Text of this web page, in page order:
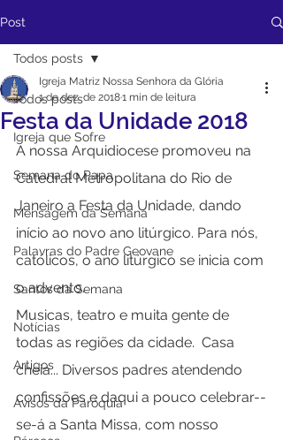
Post
Todos posts
Igreja que Sofre
Semana do Papa
Mensagem da Semana
Palavras do Padre Geovane
Santos da Semana
Notícias
Artigos
Avisos da Paróquia
Todos posts
Festa da Unidade 2018
Igreja Matriz Nossa Senhora da Glória
1 de dez. de 20181 min de leitura
A nossa Arquidiocese promoveu na
Catedral Metropolitana do Rio de
Janeiro a Festa da Unidade, dando
início ao novo ano litúrgico. Para nós,
católicos, o ano litúrgico se inicia com
o advento.
Musicas, teatro e muita gente de
todas as regiões da cidade.  Casa
cheia... Diversos padres atendendo
confissões e daqui a pouco celebrar--
se-á a Santa Missa, com nosso